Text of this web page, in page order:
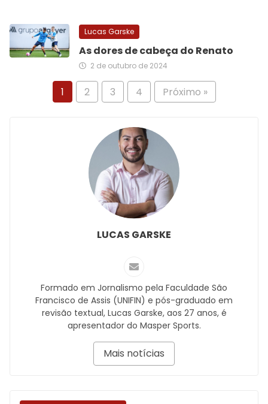
Lucas Garske
As dores de cabeça do Renato
2 de outubro de 2024
1 2 3 4 Próximo »
LUCAS GARSKE
Formado em Jornalismo pela Faculdade São
Francisco de Assis (UNIFIN) e pós-graduado em
revisão textual, Lucas Garske, aos 27 anos, é
apresentador do Masper Sports.
Mais notícias